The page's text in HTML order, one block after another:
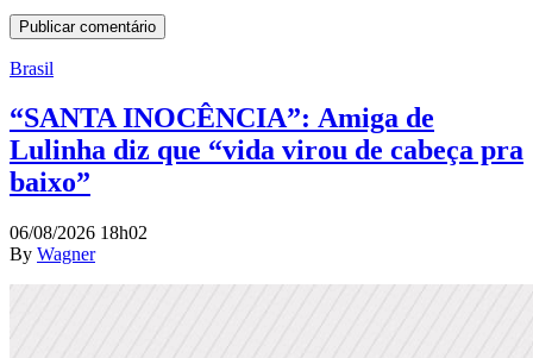
Brasil
“SANTA INOCÊNCIA”: Amiga de
Lulinha diz que “vida virou de cabeça pra
baixo”
06/08/2026 18h02
By Wagner